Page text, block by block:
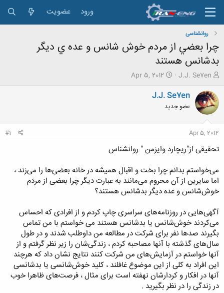
ورود عضویت
روانشناسی
چرا بعضي از مردم خوش شانس و عده ي ديگر
بدشانس هستند
ش
و
ع
ک
ه
ض
و
ع
J.J. Se7en
ت
ر
ع
Apr 5, 2012
J.J. Se7en
عضو جدید
Apr 5, 2012
#1
تحقیقی از"ریچارد وایزمن " روانشناس
می‌خواستم بدانم چرا بخت و اقبال همیشه در خانه بعضی‌ها را می‌زند ،
اما سایرین از آن محروم می‌مانند به عبارت دیگر چرا بعضی از مردم
خوش‌شانس و عده دیگر بدشانس هستند؟
آگهی‌هایی در روزنامه‌های سراسری چاپ کردم و از افرادی که احساس
می‌کردند خوش‌شانس یا بدشانس هستند می خواستم با من تماس
بگیرند صدها نفر برای شرکت در مطالعه من داوطلب شدند و در طول
سال‌های گذشته با آنها مصاحبه کردم ، زندگی‌شان را زیر نظر گرفتم و از
آنها خواستم در آزمایش‌های من شرکت کنند نتایج نشان داد که هرچند
این افراد به کلی از این موضوع غافلند ، کلید خوش‌شانسی یا بدشانسی
آنها در افکار و کردارشان نهفته است برای مثال ، فرصت‌های ظاهرا خوب
در زندگی را در نظر بگیرید .